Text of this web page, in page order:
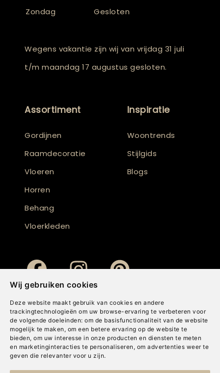
Wij gebruiken cookies
Deze website maakt gebruik van cookies en andere
trackingtechnologieën om uw browse-ervaring te verbeteren voor
de volgende doeleinden: om de basisfunctionaliteit van de website
mogelijk te maken , om een betere ervaring op de website te
bieden, om uw interesse in onze producten en diensten te meten
en marketinginteracties te personaliseren , om advertenties weer te
geven die relevanter voor u zijn.
Zondag
Gesloten
Wegens vakantie zijn wij van vrijdag 31 juli
t/m maandag 17 augustus gesloten.
Assortiment
Gordijnen
Raamdecoratie
Vloeren
Horren
Behang
Vloerkleden
Inspiratie
Woontrends
Stijlgids
Blogs